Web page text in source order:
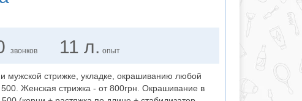
звонков 11 л. опыт
мужской стрижке, укладке, окрашиванию любой
Женская стрижка - от 800грн. Окрашивание в